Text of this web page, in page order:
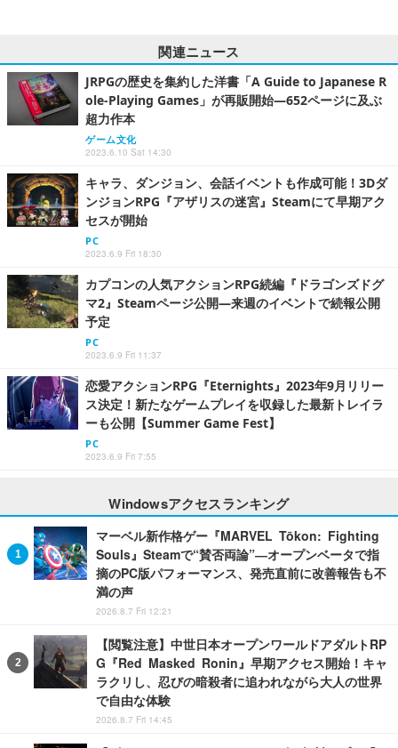
関連ニュース
JRPGの歴史を集約した洋書「A Guide to Japanese R
ole-Playing Games」が再販開始―652ページに及ぶ
超力作本
ゲーム文化
2023.6.10 Sat 14:30
キャラ、ダンジョン、会話イベントも作成可能！3Dダ
ンジョンRPG『アザリスの迷宮』Steamにて早期アク
セスが開始
PC
2023.6.9 Fri 18:30
カプコンの人気アクションRPG続編『ドラゴンズドグ
マ2』Steamページ公開―来週のイベントで続報公開
予定
PC
2023.6.9 Fri 11:37
恋愛アクションRPG『Eternights』2023年9月リリー
ス決定！新たなゲームプレイを収録した最新トレイラ
ーも公開【Summer Game Fest】
PC
2023.6.9 Fri 7:55
Windowsアクセスランキング
マーベル新作格ゲー『MARVEL Tōkon: Fighting
Souls』Steamで“賛否両論”―オープンベータで指
摘のPC版パフォーマンス、発売直前に改善報告も不
満の声
2026.8.7 Fri 12:21
【閲覧注意】中世日本オープンワールドアダルトRP
G『Red Masked Ronin』早期アクセス開始！キャ
ラクリし、忍びの暗殺者に追われながら大人の世界
で自由な体験
2026.8.7 Fri 14:45